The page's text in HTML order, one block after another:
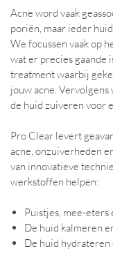
Acne word vaak
poriën, maar ieder
We focussen vaak op
wat er precies gaande
treatment waarbij
jouw acne.
de huid zuiveren voor
Pro Clear levert
acne, onzuiverheden
van innovatieve
werkstoffen helpen:
Puistjes, mee-
De huid kalmeren
De huid hydrateren